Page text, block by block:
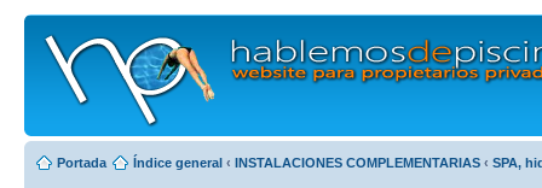
Portada Índice general ‹ INSTALACIONES COMPLEMENTARIAS ‹ SPA,